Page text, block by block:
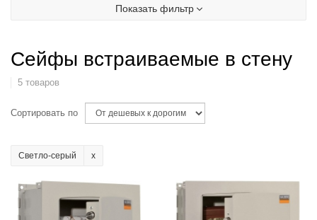
Показать фильтр
Сейфы встраиваемые в стену
5 товаров
Сортировать по
Светло-серый